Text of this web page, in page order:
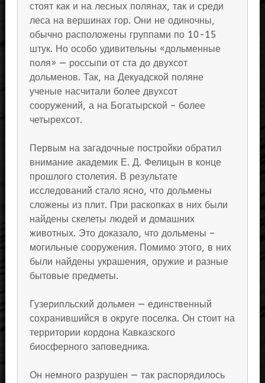
стоят как и на лесных полянах, так и среди
леса на вершинах гор. Они не одиночны,
обычно расположены группами по 10-15
штук. Но особо удивительны «дольменные
поля» — россыпи от ста до двухсот
дольменов. Так, на Декуадской поляне
ученые насчитали более двухсот
сооружений, а на Богатырской – более
четырехсот.
Первым на загадочные постройки обратил
внимание академик Е. Д. Фелицын в конце
прошлого столетия. В результате
исследований стало ясно, что дольмены
сложены из плит. При раскопках в них были
найдены скелеты людей и домашних
животных. Это доказало, что дольмены –
могильные сооружения. Помимо этого, в них
были найдены украшения, оружие и разные
бытовые предметы.
Гузерипльский дольмен — единственный
сохранившийся в округе поселка. Он стоит на
территории кордона Кавказского
биосферного заповедника.
Он немного разрушен — так распорядилось